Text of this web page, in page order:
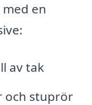
en
av tak
och stuprör